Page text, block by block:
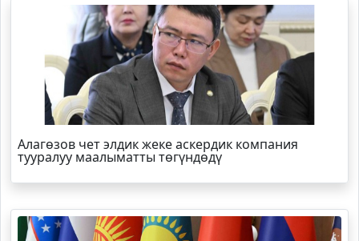
Алагөзов чет элдик жеке аскердик компания
тууралуу маалыматты төгүндөдү